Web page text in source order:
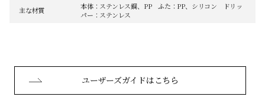
主な材質
本体：ステンレス鋼、PP ふた：PP、シリコン ドリッ
パー：ステンレス
ユーザーズガイドはこちら